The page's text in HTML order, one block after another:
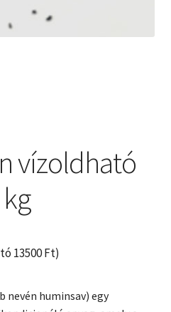
vízoldható
13500Ft)
huminsav) egy